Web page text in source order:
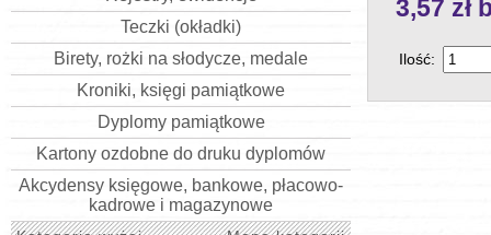
Teczki (okładki)
Birety, rożki na słodycze, medale
Kroniki, księgi pamiątkowe
Dyplomy pamiątkowe
Kartony ozdobne do druku dyplomów
Akcydensy księgowe, bankowe, płacowo-
kadrowe i magazynowe
3,57 zł
Ilość: